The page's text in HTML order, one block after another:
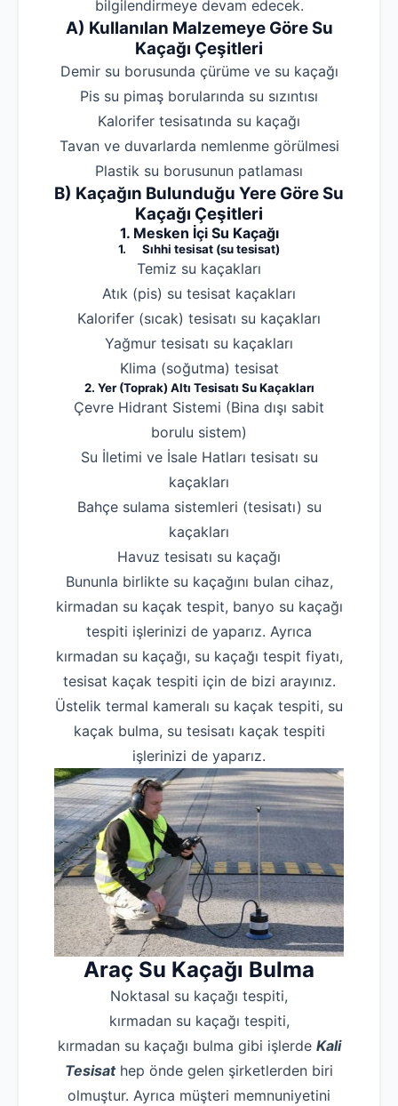
Robotla Tıkanıklık Açma
Su Kaçağı Tespiti
Profesyonel Petek Temizliği
Uzmana Sor
Hakkımızda
İletişim
bilgilendirmeye devam edecek.
A) Kullanılan Malzemeye Göre Su
Kaçağı Çeşitleri
Demir su borusunda çürüme ve su kaçağı
Pis su pimaş borularında su sızıntısı
Kalorifer tesisatında su kaçağı
Tavan ve duvarlarda nemlenme görülmesi
Plastik su borusunun patlaması
B) Kaçağın Bulunduğu Yere Göre Su
Kaçağı Çeşitleri
1. Mesken İçi Su Kaçağı
1. Sıhhi tesisat (su tesisat)
Temiz su kaçakları
Atık (pis) su tesisat kaçakları
Kalorifer (sıcak) tesisatı su kaçakları
Yağmur tesisatı su kaçakları
Klima (soğutma) tesisat
2. Yer (Toprak) Altı Tesisatı Su Kaçakları
Çevre Hidrant Sistemi (Bina dışı sabit
borulu sistem)
Su İletimi ve İsale Hatları tesisatı su
kaçakları
Bahçe sulama sistemleri (tesisatı) su
kaçakları
Havuz tesisatı su kaçağı
Bununla birlikte su kaçağını bulan cihaz,
kirmadan su kaçak tespit, banyo su kaçağı
tespiti işlerinizi de yaparız. Ayrıca
kırmadan su kaçağı, su kaçağı tespit fiyatı,
tesisat kaçak tespiti için de bizi arayınız.
Üstelik termal kameralı su kaçak tespiti, su
kaçak bulma, su tesisatı kaçak tespiti
işlerinizi de yaparız.
Araç Su Kaçağı Bulma
Noktasal su kaçağı tespiti,
kırmadan su kaçağı tespiti,
kırmadan su kaçağı bulma gibi işlerde Kali
Tesisathep önde gelen şirketlerden biri
olmuştur. Ayrıca müşteri memnuniyetini